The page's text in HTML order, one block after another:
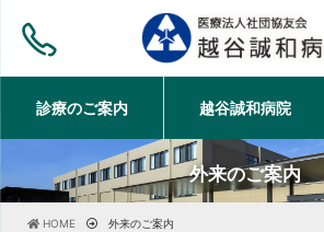
診療のご案内 越谷誠和病院
外来のご案内
HOME 外来のご案内